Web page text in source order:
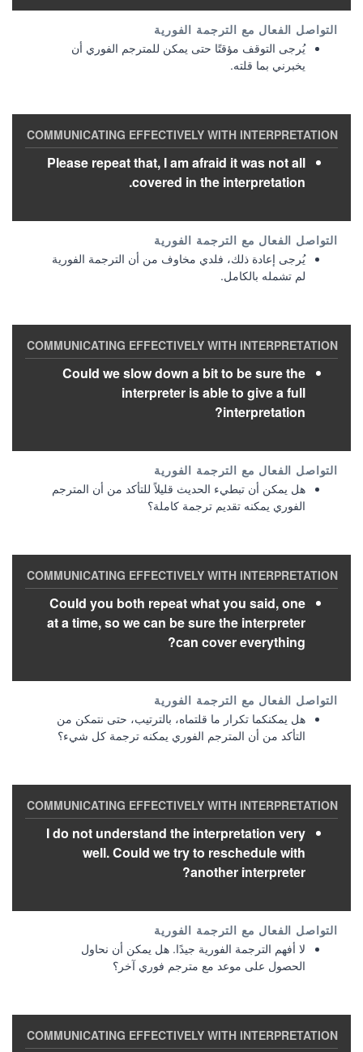
يُرجى التوقف مؤقتًا حتى يمكن للمترجم الفوري أن
يخبرني بما قلته.
Please repeat that, I am afraid it was not all
covered in the interpretation.
يُرجى إعادة ذلك، فلدي مخاوف من أن الترجمة الفورية
لم تشمله بالكامل.
Could we slow down a bit to be sure the
interpreter is able to give a full
interpretation?
هل يمكن أن تبطيء الحديث قليلاً للتأكد من أن المترجم
الفوري يمكنه تقديم ترجمة كاملة؟
Could you both repeat what you said, one
at a time, so we can be sure the interpreter
can cover everything?
هل يمكنكما تكرار ما قلتماه، بالترتيب، حتى نتمكن من
التأكد من أن المترجم الفوري يمكنه ترجمة كل شيء؟
I do not understand the interpretation very
well. Could we try to reschedule with
another interpreter?
لا أفهم الترجمة الفورية جيدًا. هل يمكن أن نحاول
الحصول على موعد مع مترجم فوري آخر؟